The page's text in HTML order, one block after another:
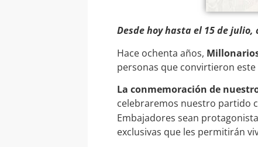
Desde hoy hasta el 15 de
Hace ochenta años,
personas que convirtieron este
La conmemoración de
celebraremos nuestro partido
Embajadores sean
exclusivas que les permitirán